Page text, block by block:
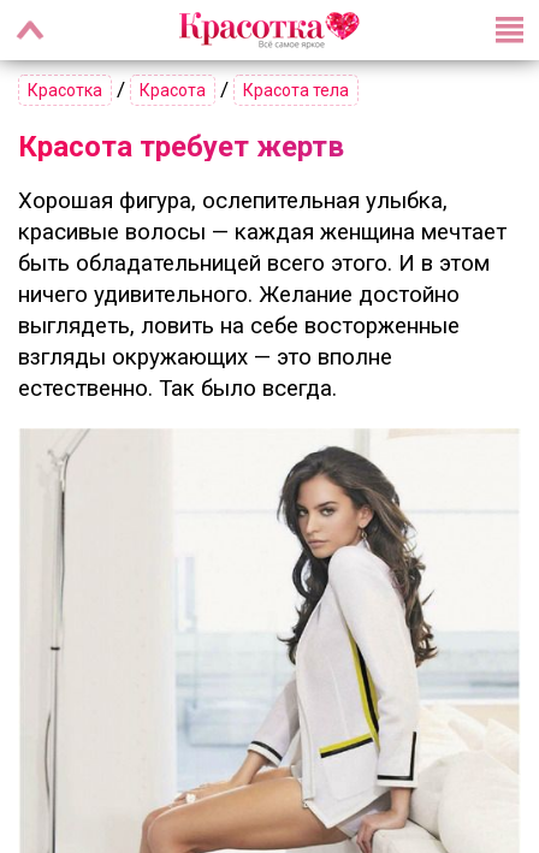
Красотка / Красота / Красота тела
Красота требует жертв
Хорошая фигура, ослепительная улыбка,
красивые волосы — каждая женщина мечтает
быть обладательницей всего этого. И в этом
ничего удивительного. Желание достойно
выглядеть, ловить на себе восторженные
взгляды окружающих — это вполне
естественно. Так было всегда.